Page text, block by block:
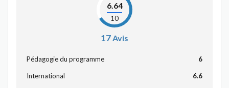
6.64
10
17Avis
Pédagogie du programme 6
International 6.6